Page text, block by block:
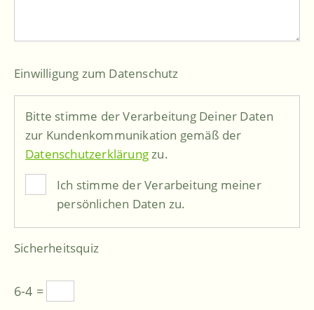
Einwilligung zum Datenschutz
Bitte stimme der Verarbeitung Deiner Daten
zur Kundenkommunikation gemäß der
Datenschutzerklärungzu.
Ich stimme der Verarbeitung meiner
persönlichen Daten zu.
Sicherheitsquiz
6-4 =